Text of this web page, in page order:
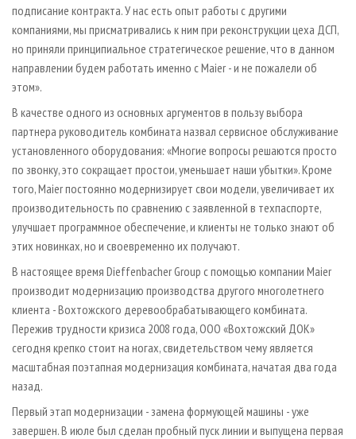
подписание контракта. У нас есть опыт работы с другими
компаниями, мы присматривались к ним при реконструкции цеха ДСП,
но приняли принципиальное стратегическое решение, что в данном
направлении будем работать именно с Maier - и не пожалели об
этом».
В качестве одного из основных аргументов в пользу выбора
партнера руководитель комбината назвал сервисное обслуживание
установленного оборудования: «Многие вопросы решаются просто
по звонку, это сокращает простои, уменьшает наши убытки». Кроме
того, Maier постоянно модернизирует свои модели, увеличивает их
производительность по сравнению с заявленной в техпаспорте,
улучшает программное обеспечение, и клиенты не только знают об
этих новинках, но и своевременно их получают.
В настоящее время Dieffenbacher Group с помощью компании Maier
производит модернизацию производства другого многолетнего
клиента - Вохтожского деревообрабатывающего комбината.
Пережив трудности кризиса 2008 года, ООО «Вохтожский ДОК»
сегодня крепко стоит на ногах, свидетельством чему является
масштабная поэтапная модернизация комбината, начатая два года
назад.
Первый этап модернизации - замена формующей машины - уже
завершен. В июле был сделан пробный пуск линии и выпущена первая